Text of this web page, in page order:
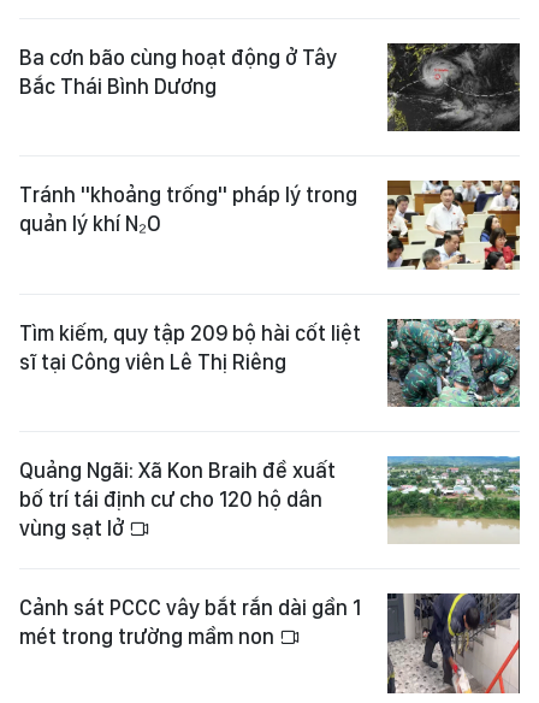
Ba cơn bão cùng hoạt động ở Tây
Bắc Thái Bình Dương
Tránh "khoảng trống" pháp lý trong
quản lý khí N₂O
Tìm kiếm, quy tập 209 bộ hài cốt liệt
sĩ tại Công viên Lê Thị Riêng
Quảng Ngãi: Xã Kon Braih đề xuất
bố trí tái định cư cho 120 hộ dân
vùng sạt lở
Cảnh sát PCCC vây bắt rắn dài gần 1
mét trong trường mầm non